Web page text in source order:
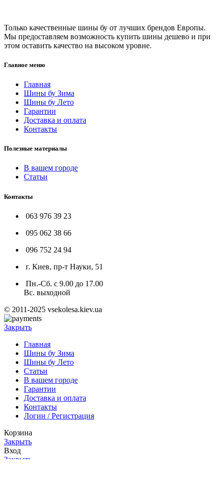
Только качественные шины бу от лучших брендов Европы.
Мы предоставляем возможность купить шины дешево и при
этом оставить качество на высоком уровне.
Главное меню
Главная
Шины бу Зима
Шины бу Лето
Гарантии
Доставка и оплата
Контакты
Полезные материалы
В вашем городе
Статьи
Контакты
063 976 39 23
095 062 38 66
096 752 24 94
г. Киев, пр-т Науки, 51
Пн.-Сб. с 9.00 до 17.00
Вс. выходной
© 2011-2025 vsekolesa.kiev.ua
Закрыть
Главная
Шины бу Зима
Шины бу Лето
Статьи
В вашем городе
Гарантии
Доставка и оплата
Контакты
Логин / Регистрация
Корзина
Закрыть
Вход
Закрыть